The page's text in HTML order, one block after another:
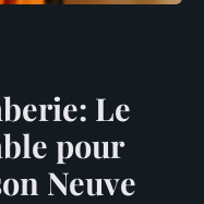
Le
pour
Neuve